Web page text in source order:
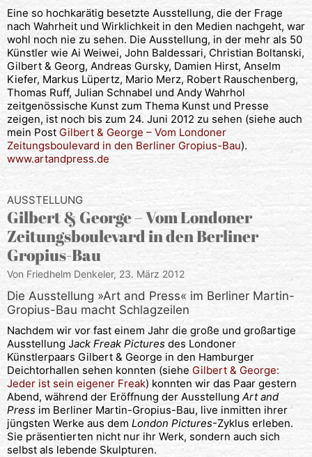
Eine so hochkarätig besetzte Ausstellung, die der Frage
nach Wahrheit und Wirklichkeit in den Medien nachgeht, war
wohl noch nie zu sehen. Die Ausstellung, in der mehr als 50
Künstler wie Ai Weiwei, John Baldessari, Christian Boltanski,
Gilbert & Georg, Andreas Gursky, Damien Hirst, Anselm
Kiefer, Markus Lüpertz, Mario Merz, Robert Rauschenberg,
Thomas Ruff, Julian Schnabel und Andy Wahrhol
zeitgenössische Kunst zum Thema Kunst und Presse
zeigen, ist noch bis zum 24. Juni 2012 zu sehen (siehe auch
mein Post Gilbert & George – Vom Londoner
Zeitungsboulevard in den Berliner Gropius-Bau).
www.artandpress.de
AUSSTELLUNG
Gilbert & George – Vom Londoner
Zeitungsboulevard in den Berliner
Gropius-Bau
Von Friedhelm Denkeler, 23. März 2012
Die Ausstellung »Art and Press« im Berliner Martin-
Gropius-Bau macht Schlagzeilen
Nachdem wir vor fast einem Jahr die große und großartige
Ausstellung Jack Freak Pictures des Londoner
Künstlerpaars Gilbert & George in den Hamburger
Deichtorhallen sehen konnten (siehe Gilbert & George:
Jeder ist sein eigener Freak) konnten wir das Paar gestern
Abend, während der Eröffnung der AusstellungArt and
Press im Berliner Martin-Gropius-Bau, live inmitten ihrer
jüngsten Werke aus dem London Pictures-Zyklus erleben.
Sie präsentierten nicht nur ihr Werk, sondern auch sich
selbst als lebende Skulpturen.